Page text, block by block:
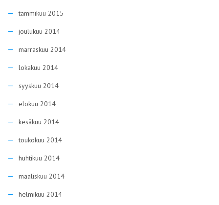
tammikuu 2015
joulukuu 2014
marraskuu 2014
lokakuu 2014
syyskuu 2014
elokuu 2014
kesäkuu 2014
toukokuu 2014
huhtikuu 2014
maaliskuu 2014
helmikuu 2014